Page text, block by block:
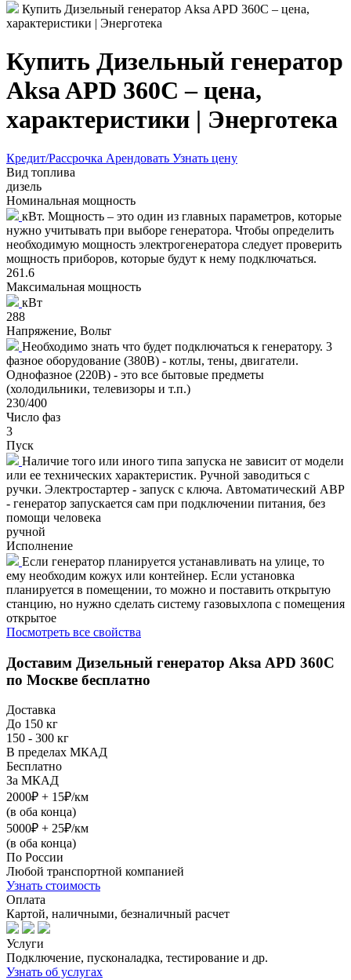
Купить Дизельный генератор Aksa APD 360C – цена,
характеристики | Энерготека
Купить Дизельный генератор
Aksa APD 360C – цена,
характеристики | Энерготека
Кредит/Рассрочка Арендовать Узнать цену
Вид топлива
дизель
Номинальная мощность
кВт. Мощность – это один из главных параметров, которые
нужно учитывать при выборе генератора. Чтобы определить
необходимую мощность электрогенератора следует проверить
мощность приборов, которые будут к нему подключаться.
261.6
Максимальная мощность
кВт
288
Напряжение, Вольт
Необходимо знать что будет подключаться к генератору. 3
фазное оборудование (380В) - котлы, тены, двигатели.
Однофазное (220В) - это все бытовые предметы
(холодильники, телевизоры и т.п.)
230/400
Число фаз
3
Пуск
Наличие того или иного типа запуска не зависит от модели
или ее технических характеристик. Ручной заводиться с
ручки. Электростартер - запуск с ключа. Автоматический АВР
- генератор запускается сам при подключении питания, без
помощи человека
ручной
Исполнение
Если генератор планируется устанавливать на улице, то
ему необходим кожух или контейнер. Если установка
планируется в помещении, то можно и поставить открытую
станцию, но нужно сделать систему газовыхлопа с помещения
открытое
Посмотреть все свойства
Доставим Дизельный генератор Aksa APD 360C
по Москве бесплатно
Доставка
До 150 кг
150 - 300 кг
В пределах МКАД
Бесплатно
За МКАД
2000₽ + 15₽/км
(в оба конца)
5000₽ + 25₽/км
(в оба конца)
По России
Любой транспортной компанией
Узнать стоимость
Оплата
Картой, наличными, безналичный расчет
Услуги
Подключение, пусконаладка, тестирование и др.
Узнать об услугах